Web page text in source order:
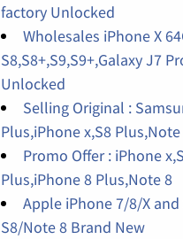
factory Unlocked
Wholesales iPhone X
S8,S8+,S9,S9+,Galaxy J7
Unlocked
Selling Original :
Plus,iPhone x,S8
Promo Offer : iPhone
Plus,iPhone 8 Plus,Note 8
Apple iPhone 7/8/X
S8/Note 8 Brand New